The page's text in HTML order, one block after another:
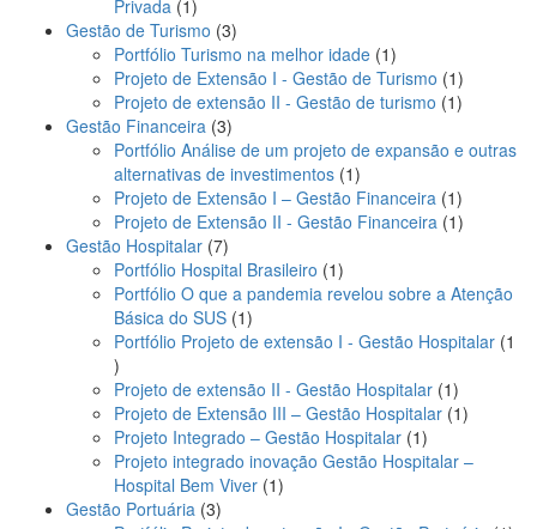
Privada 11
produto
Gestão de Turismo 33
produtos
Portfólio Turismo na melhor idade 11
produto
Projeto de Extensão I - Gestão de Turismo 11
produto
Projeto de extensão II - Gestão de turismo 11
Gestão Financeira 33
produtos
Portfólio Análise de um projeto de expansão e outras
alternativas de investimentos 11
produto
Projeto de Extensão I – Gestão Financeira 11
produto
Projeto de Extensão II - Gestão Financeira 11
Gestão Hospitalar 77
produtos
Portfólio Hospital Brasileiro 11
produto
Portfólio O que a pandemia revelou sobre a Atenção
Básica do SUS 11
produto
Portfólio Projeto de extensão I - Gestão Hospitalar 1
1
produto
Projeto de extensão II - Gestão Hospitalar 11
produto
Projeto de Extensão III – Gestão Hospitalar 11
Projeto Integrado – Gestão Hospitalar 11
produto
Projeto integrado inovação Gestão Hospitalar –
Hospital Bem Viver 11
Gestão Portuária 33